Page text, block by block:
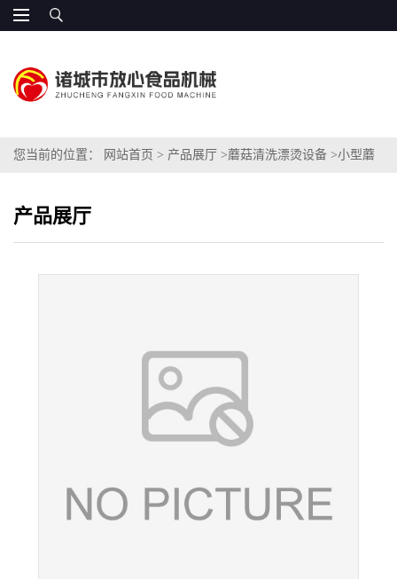
您当前的位置： 网站首页 > 产品展厅 >蘑菇清洗漂烫设备 >小型蘑
产品展厅